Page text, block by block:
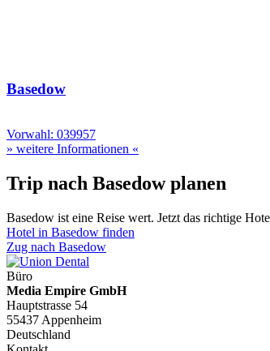
Basedow
Vorwahl: 039957
» weitere Informationen «
Trip nach Basedow planen
Basedow ist eine Reise wert. Jetzt das richtige
Hotel in Basedow finden
Zug nach Basedow
Büro
Media Empire GmbH
Hauptstrasse 54
55437 Appenheim
Deutschland